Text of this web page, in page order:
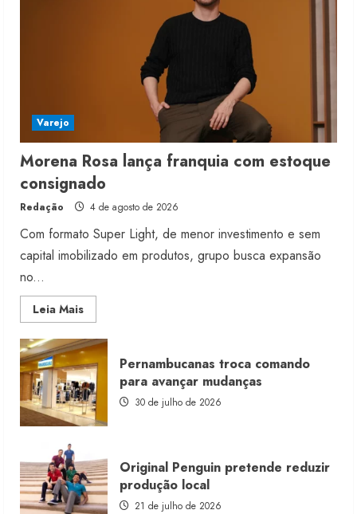
Varejo
Morena Rosa lança franquia com estoque
consignado
Redação 4 de agosto de 2026
Com formato Super Light, de menor investimento e sem
capital imobilizado em produtos, grupo busca expansão
no...
Leia MaisRead
more
Morena
Rosa
lança
franquia
com
estoque
consignado
Pernambucanas troca comando
para avançar mudanças
30 de julho de 2026
Original Penguin pretende reduzir
produção local
21 de julho de 2026